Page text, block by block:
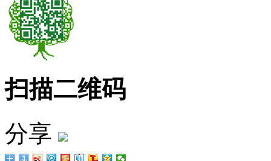
扫描二维码
分享